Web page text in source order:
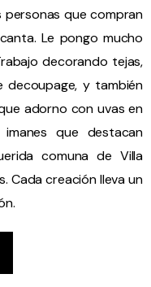
que compran
Le pongo mucho
decorando tejas,
y también
adorno con uvas en
que destacan
comuna de Villa
Cada creación lleva un